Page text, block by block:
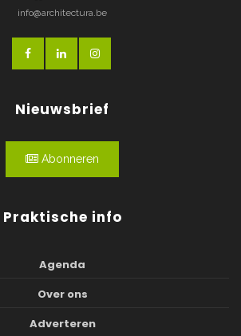
info@architectura.be
Nieuwsbrief
Abonneren
Praktische info
Agenda
Over ons
Adverteren